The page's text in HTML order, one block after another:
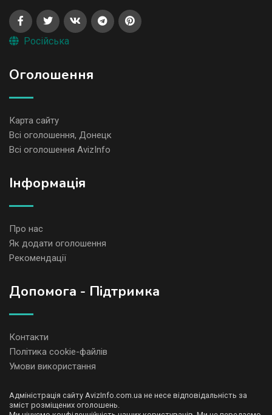
Російська
Оголошення
Карта сайту
Всі оголошення, Донецк
Всі оголошення AvizInfo
Iнформація
Про нас
Як додати оголошення
Рекомендації
Допомога - Підтримка
Контакти
Політика cookie-файлів
Умови використання
Адміністрація сайту AvizInfo.com.ua не несе відповідальність за
зміст розміщених оголошень.